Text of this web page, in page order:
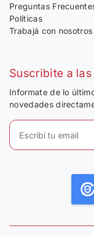
Preguntas
Políticas
Trabajá con nosotros
Suscribite a
Informate de lo
novedades